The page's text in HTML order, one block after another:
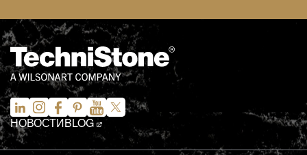
НОВОСТИBLOG